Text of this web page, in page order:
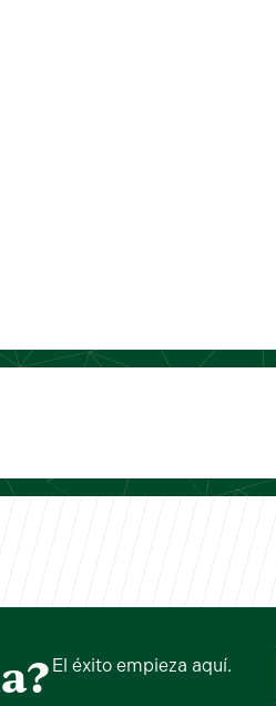
El éxito empieza aquí.